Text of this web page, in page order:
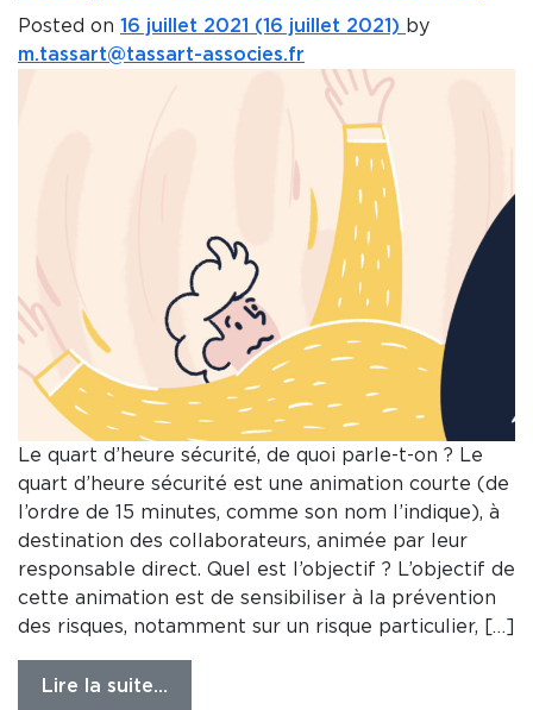
Posted on 16 juillet 2021 (16 juillet 2021) by
m.tassart@tassart-associes.fr
Le quart d’heure sécurité, de quoi parle-t-on ? Le
quart d’heure sécurité est une animation courte (de
l’ordre de 15 minutes, comme son nom l’indique), à
destination des collaborateurs, animée par leur
responsable direct. Quel est l’objectif ? L’objectif de
cette animation est de sensibiliser à la prévention
des risques, notamment sur un risque particulier, […]
Lire la suite…